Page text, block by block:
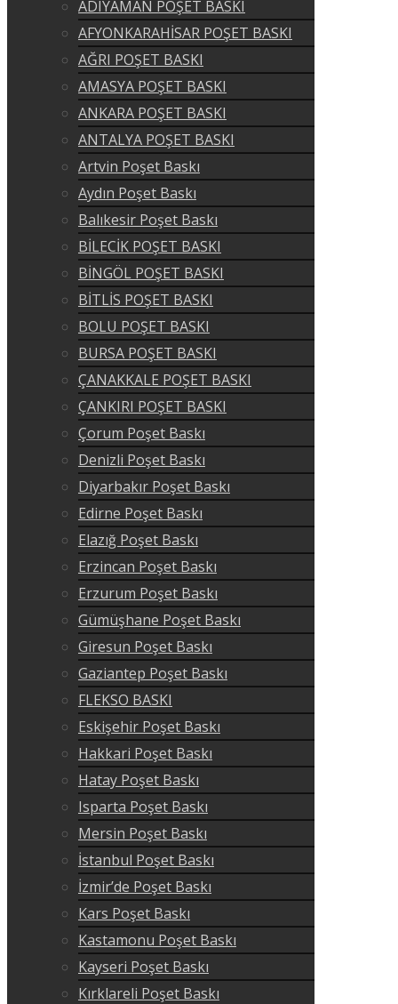
ADIYAMAN POŞET BASKI
AFYONKARAHİSAR POŞET BASKI
AĞRI POŞET BASKI
AMASYA POŞET BASKI
ANKARA POŞET BASKI
ANTALYA POŞET BASKI
Artvin Poşet Baskı
Aydın Poşet Baskı
Balıkesir Poşet Baskı
BİLECİK POŞET BASKI
BİNGÖL POŞET BASKI
BİTLİS POŞET BASKI
BOLU POŞET BASKI
BURSA POŞET BASKI
ÇANAKKALE POŞET BASKI
ÇANKIRI POŞET BASKI
Çorum Poşet Baskı
Denizli Poşet Baskı
Diyarbakır Poşet Baskı
Edirne Poşet Baskı
Elazığ Poşet Baskı
Erzincan Poşet Baskı
Erzurum Poşet Baskı
Gümüşhane Poşet Baskı
Giresun Poşet Baskı
Gaziantep Poşet Baskı
FLEKSO BASKI
Eskişehir Poşet Baskı
Hakkari Poşet Baskı
Hatay Poşet Baskı
Isparta Poşet Baskı
Mersin Poşet Baskı
İstanbul Poşet Baskı
İzmir’de Poşet Baskı
Kars Poşet Baskı
Kastamonu Poşet Baskı
Kayseri Poşet Baskı
Kırklareli Poşet Baskı